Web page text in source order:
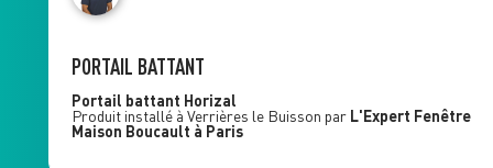
PORTAIL BATTANT
Portail battant Horizal
Produit installé à Verrières le Buisson par L'Expert Fenêtre
Maison Boucault à Paris